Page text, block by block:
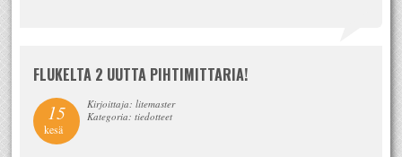
FLUKELTA 2 UUTTA PIHTIMITTARIA!
15
kesä
Kirjoittaja: litemaster
Kategoria: tiedotteet